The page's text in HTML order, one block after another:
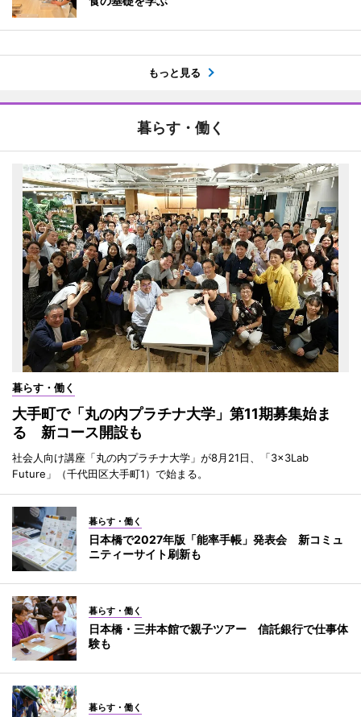
もっと見る
暮らす・働く
暮らす・働く
大手町で「丸の内プラチナ大学」第11期募集始ま
る 新コース開設も
社会人向け講座「丸の内プラチナ大学」が8月21日、「3×3Lab
Future」（千代田区大手町1）で始まる。
暮らす・働く
日本橋で2027年版「能率手帳」発表会 新コミュ
ニティーサイト刷新も
暮らす・働く
日本橋・三井本館で親子ツアー 信託銀行で仕事体
験も
暮らす・働く